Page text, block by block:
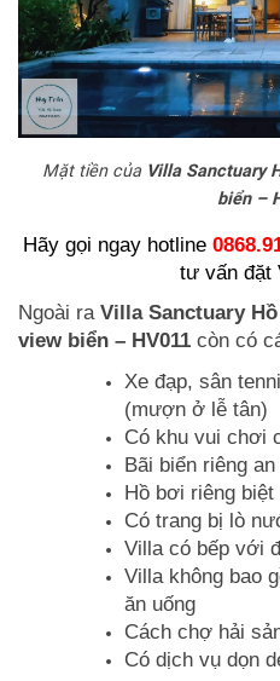
Mặt tiền của Villa Sanctuary
biển –
Hãy gọi ngay hotline
tư vấn đặt
Ngoài ra Villa Sanctuary
view biển – HV011 còn có
Xe đạp, sân
(mượn ở lễ tân)
Có khu vui chơi
Bãi biển riêng
Hồ bơi riêng
Có trang bị lò
Villa có bếp với
Villa không bao
ăn uống
Cách chợ hải
Có dịch vụ dọn